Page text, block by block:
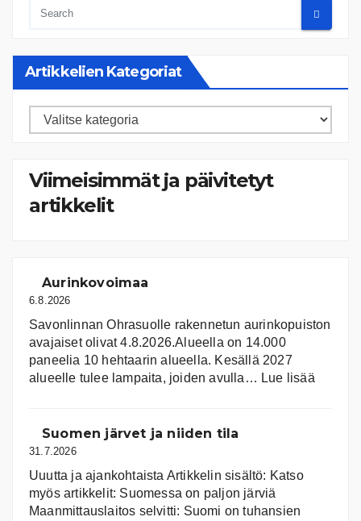
Artikkelien Kategoriat
Artikkelien
Viimeisimmät ja päivitetyt
artikkelit
Aurinkovoimaa
6.8.2026
Savonlinnan Ohrasuolle rakennetun aurinkopuiston
avajaiset olivat 4.8.2026.Alueella on 14.000
paneelia 10 hehtaarin alueella. Kesällä 2027
alueelle tulee lampaita, joiden avulla… Lue lisää:
Suomen järvet ja niiden tila
31.7.2026
Uuutta ja ajankohtaista Artikkelin sisältö: Katso
myös artikkelit: Suomessa on pal­jon jär­viä
Maanmittauslaitos selvitti: Suomi on tuhansien